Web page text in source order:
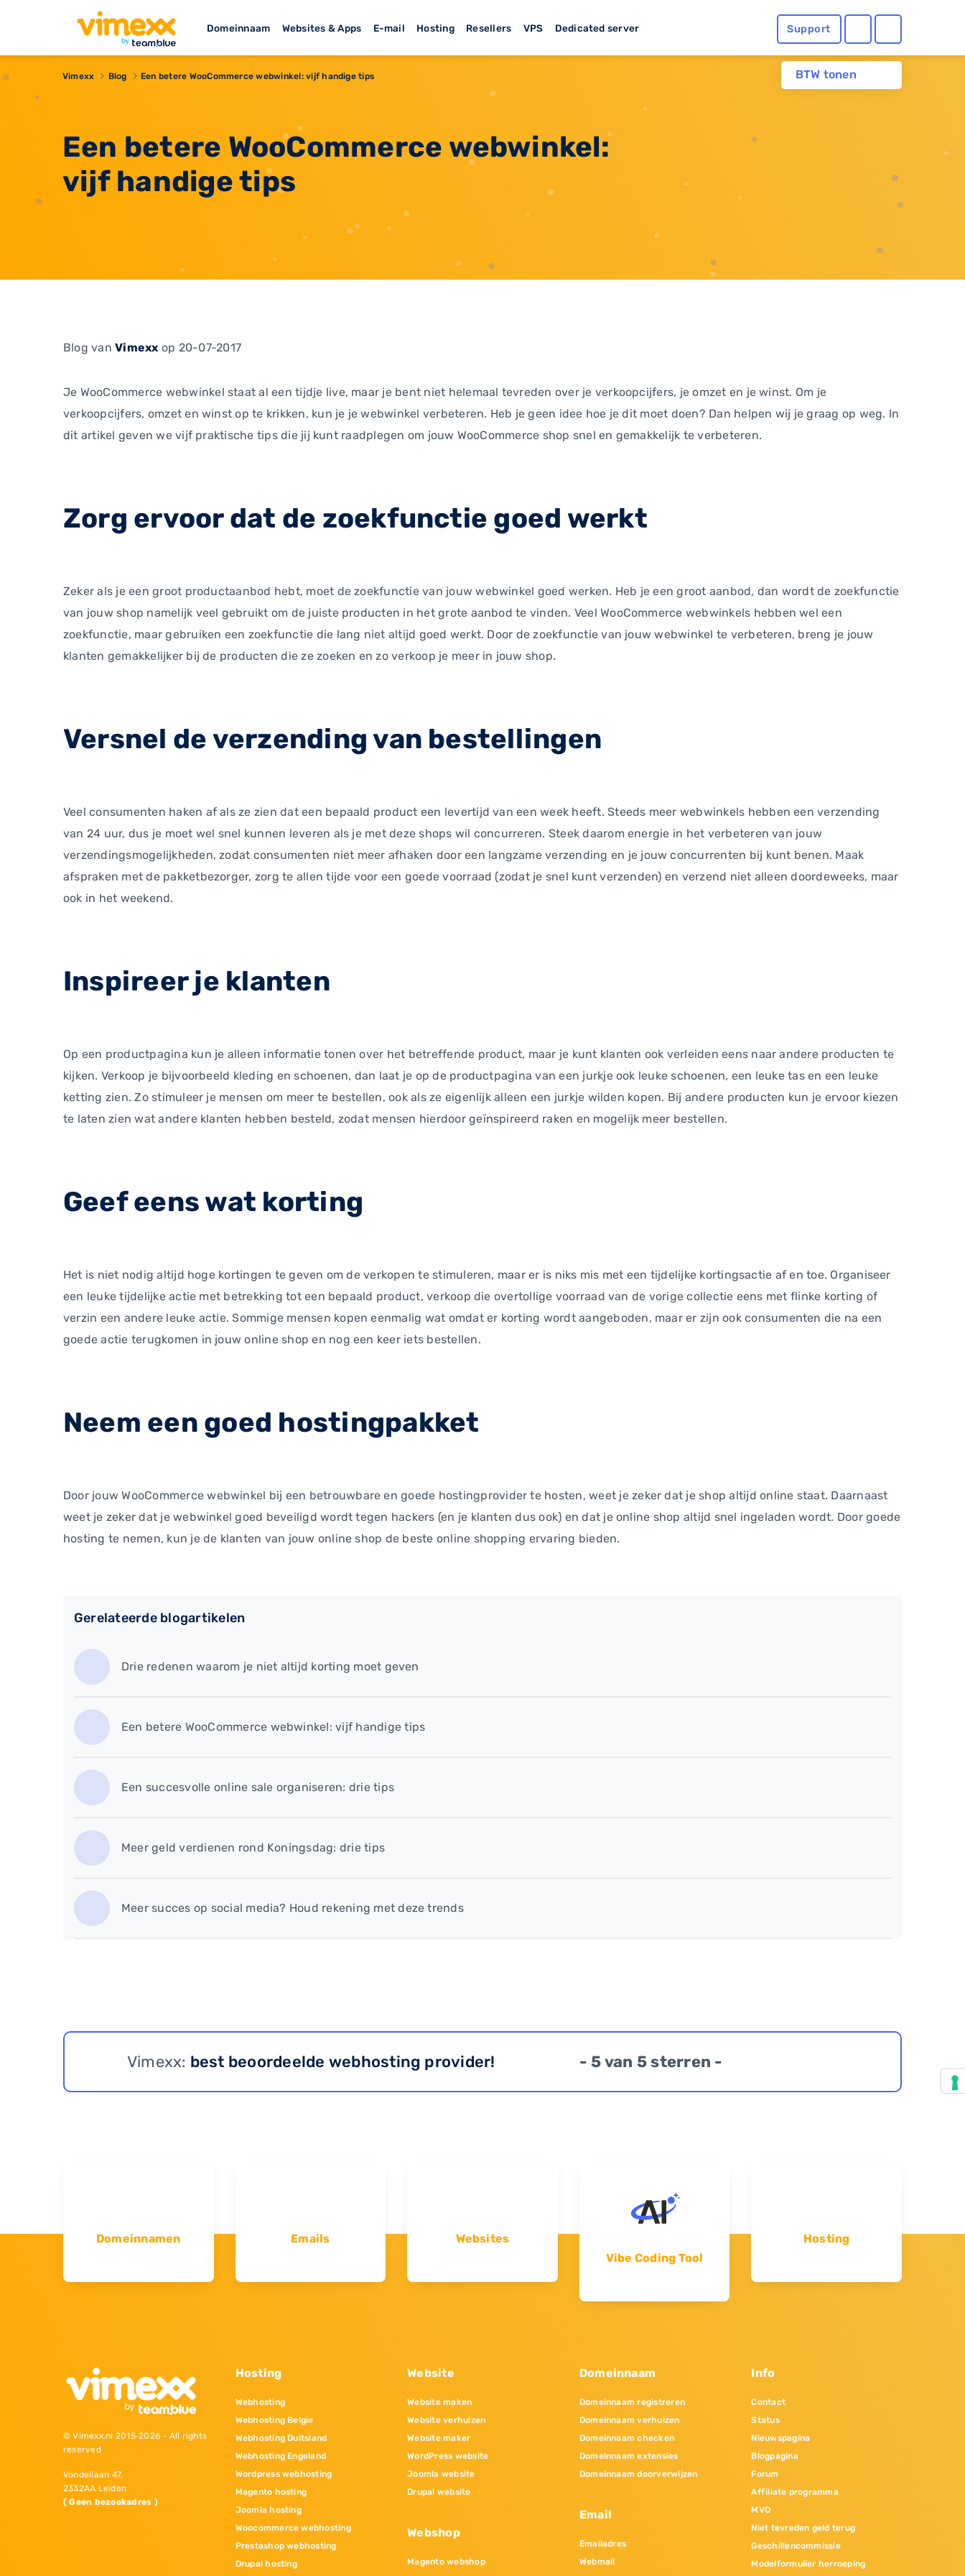
Domeinnaam Websites & Apps E-mail Hosting Resellers VPS Dedicated server Support
BTW tonen
Vimexx Blog Een betere WooCommerce webwinkel: vijf handige tips
Een betere WooCommerce webwinkel:
vijf handige tips
Blog vanVimexx op 20-07-2017
Je WooCommerce webwinkel staat al een tijdje live, maar je bent niet helemaal tevreden over je verkoopcijfers, je omzet en je winst. Om je
verkoopcijfers, omzet en winst op te krikken, kun je je webwinkel verbeteren. Heb je geen idee hoe je dit moet doen? Dan helpen wij je graag op weg. In
dit artikel geven we vijf praktische tips die jij kunt raadplegen om jouw WooCommerce shop snel en gemakkelijk te verbeteren.
Zorg ervoor dat de zoekfunctie goed werkt
Zeker als je een groot productaanbod hebt, moet de zoekfunctie van jouw webwinkel goed werken. Heb je een groot aanbod, dan wordt de zoekfunctie
van jouw shop namelijk veel gebruikt om de juiste producten in het grote aanbod te vinden. Veel WooCommerce webwinkels hebben wel een
zoekfunctie, maar gebruiken een zoekfunctie die lang niet altijd goed werkt. Door de zoekfunctie van jouw webwinkel te verbeteren, breng je jouw
klanten gemakkelijker bij de producten die ze zoeken en zo verkoop je meer in jouw shop.
Versnel de verzending van bestellingen
Veel consumenten haken af als ze zien dat een bepaald product een levertijd van een week heeft. Steeds meer webwinkels hebben een verzending
van 24 uur, dus je moet wel snel kunnen leveren als je met deze shops wil concurreren. Steek daarom energie in het verbeteren van jouw
verzendingsmogelijkheden, zodat consumenten niet meer afhaken door een langzame verzending en je jouw concurrenten bij kunt benen. Maak
afspraken met de pakketbezorger, zorg te allen tijde voor een goede voorraad (zodat je snel kunt verzenden) en verzend niet alleen doordeweeks, maar
ook in het weekend.
Inspireer je klanten
Op een productpagina kun je alleen informatie tonen over het betreffende product, maar je kunt klanten ook verleiden eens naar andere producten te
kijken. Verkoop je bijvoorbeeld kleding en schoenen, dan laat je op de productpagina van een jurkje ook leuke schoenen, een leuke tas en een leuke
ketting zien. Zo stimuleer je mensen om meer te bestellen, ook als ze eigenlijk alleen een jurkje wilden kopen. Bij andere producten kun je ervoor kiezen
te laten zien wat andere klanten hebben besteld, zodat mensen hierdoor geïnspireerd raken en mogelijk meer bestellen.
Geef eens wat korting
Het is niet nodig altijd hoge kortingen te geven om de verkopen te stimuleren, maar er is niks mis met een tijdelijke kortingsactie af en toe. Organiseer
een leuke tijdelijke actie met betrekking tot een bepaald product, verkoop die overtollige voorraad van de vorige collectie eens met flinke korting of
verzin een andere leuke actie. Sommige mensen kopen eenmalig wat omdat er korting wordt aangeboden, maar er zijn ook consumenten die na een
goede actie terugkomen in jouw online shop en nog een keer iets bestellen.
Neem een goed hostingpakket
Door jouw WooCommerce webwinkel bij een betrouwbare en goede hostingprovider te hosten, weet je zeker dat je shop altijd online staat. Daarnaast
weet je zeker dat je webwinkel goed beveiligd wordt tegen hackers (en je klanten dus ook) en dat je online shop altijd snel ingeladen wordt. Door goede
hosting te nemen, kun je de klanten van jouw online shop de beste online shopping ervaring bieden.
Gerelateerde blogartikelen
Drie redenen waarom je niet altijd korting moet geven
Een betere WooCommerce webwinkel: vijf handige tips
Een succesvolle online sale organiseren: drie tips
Meer geld verdienen rond Koningsdag: drie tips
Meer succes op social media? Houd rekening met deze trends
Vimexx: best beoordeelde webhosting provider! - 5 van 5 sterren -
Domeinnamen Emails
Websites
Vibe Coding Tool
Hosting
© Vimexx.nl 2015‐2026 - All rights
reserved
Vondellaan 47,
2332AA Leiden
( Geen bezoekadres )
Hosting
Webhosting
Webhosting Belgie
Webhosting Duitsland
Webhosting Engeland
Wordpress webhosting
Magento hosting
Joomla hosting
Woocommerce webhosting
Prestashop webhosting
Drupal hosting
Website
Website maken
Website verhuizen
Website maker
WordPress website
Joomla website
Drupal website
Webshop
Magento webshop
Domeinnaam
Domeinnaam registreren
Domeinnaam verhuizen
Domeinnaam checken
Domeinnaam extensies
Domeinnaam doorverwijzen
Email
Emailadres
Webmail
Info
Contact
Status
Nieuwspagina
Blogpagina
Forum
Affiliate programma
MVO
Niet tevreden geld terug
Geschillencommissie
Modelformulier herroeping